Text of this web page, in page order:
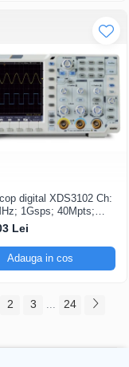
digital XDS3102 Ch:
1Gsps; 40Mpts;
8"; XDS ce include
avansat
Lei
Adauga in cos
2 3 ... 24